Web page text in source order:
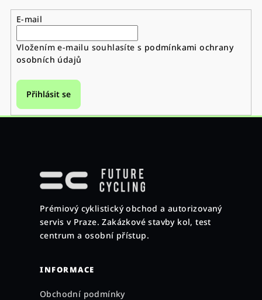
k
i
E-mail
Vložením e-mailu souhlasíte s podmínkami ochrany
osobních údajů
Přihlásit se
Prémiový cyklistický obchod a autorizovaný
servis v Praze. Zakázkové stavby kol, test
centrum a osobní přístup.
INFORMACE
Obchodní podmínky